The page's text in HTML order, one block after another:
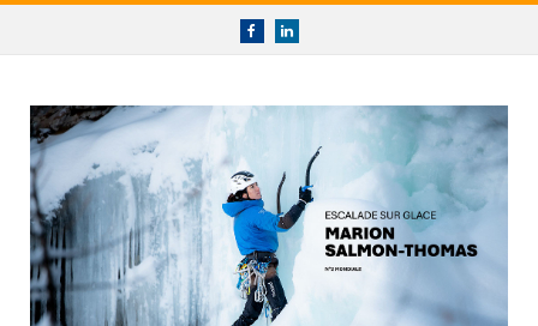
Facebooklinkedin